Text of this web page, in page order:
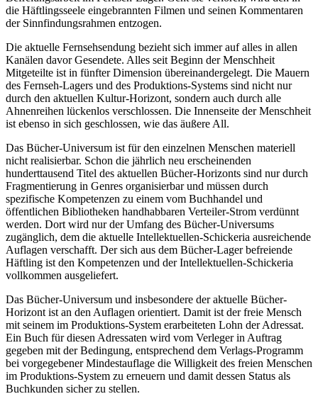
die Häftlingsseele eingebrannten Filmen und seinen Kommentaren
der Sinnfindungsrahmen entzogen.
Die aktuelle Fernsehsendung bezieht sich immer auf alles in allen
Kanälen davor Gesendete. Alles seit Beginn der Menschheit
Mitgeteilte ist in fünfter Dimension übereinandergelegt. Die Mauern
des Fernseh-Lagers und des Produktions-Systems sind nicht nur
durch den aktuellen Kultur-Horizont, sondern auch durch alle
Ahnenreihen lückenlos verschlossen. Die Innenseite der Menschheit
ist ebenso in sich geschlossen, wie das äußere All.
Das Bücher-Universum ist für den einzelnen Menschen materiell
nicht realisierbar. Schon die jährlich neu erscheinenden
hunderttausend Titel des aktuellen Bücher-Horizonts sind nur durch
Fragmentierung in Genres organisierbar und müssen durch
spezifische Kompetenzen zu einem vom Buchhandel und
öffentlichen Bibliotheken handhabbaren Verteiler-Strom verdünnt
werden. Dort wird nur der Umfang des Bücher-Universums
zugänglich, dem die aktuelle Intellektuellen-Schickeria ausreichende
Auflagen verschafft. Der sich aus dem Bücher-Lager befreiende
Häftling ist den Kompetenzen und der Intellektuellen-Schickeria
vollkommen ausgeliefert.
Das Bücher-Universum und insbesondere der aktuelle Bücher-
Horizont ist an den Auflagen orientiert. Damit ist der freie Mensch
mit seinem im Produktions-System erarbeiteten Lohn der Adressat.
Ein Buch für diesen Adressaten wird vom Verleger in Auftrag
gegeben mit der Bedingung, entsprechend dem Verlags-Programm
bei vorgegebener Mindestauflage die Willigkeit des freien Menschen
im Produktions-System zu erneuern und damit dessen Status als
Buchkunden sicher zu stellen.